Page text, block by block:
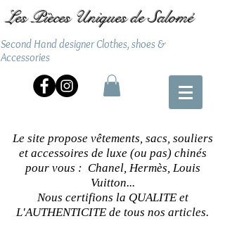
Les Pièces Uniques de Salomé
Second Hand designer Clothes, shoes &
Accessories
Le site propose vêtements, sacs, souliers
et accessoires de luxe (ou pas) chinés
pour vous : Chanel, Hermès, Louis
Vuitton...
Nous certifions la QUALITE et
L'AUTHENTICITE de tous nos articles.